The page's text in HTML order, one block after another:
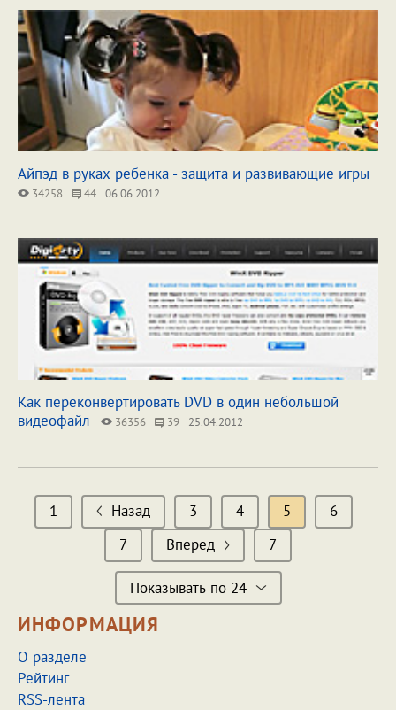
Айпэд в руках ребенка - защита и развивающие игры
34258 44 06.06.2012
Как переконвертировать DVD в один небольшой
видеофайл
36356 39 25.04.2012
1 Назад 3 4 5
6
7
Вперед 7
Показывать по 24
ИНФОРМАЦИЯ
О разделе
Рейтинг
RSS-лента